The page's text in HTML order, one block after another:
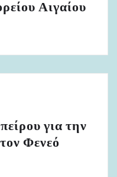
Αιγαίου
για την
Φενεό